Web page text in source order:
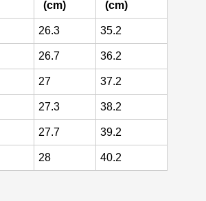
(cm)
(cm)
26.3 35.2
26.7 36.2
27 37.2
27.3 38.2
27.7 39.2
28 40.2